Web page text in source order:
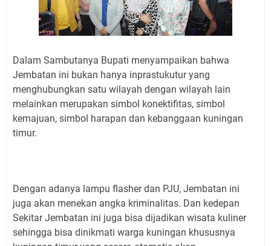
Dalam Sambutanya Bupati menyampaikan bahwa
Jembatan ini bukan hanya inprastukutur yang
menghubungkan satu wilayah dengan wilayah lain
melainkan merupakan simbol konektifitas, simbol
kemajuan, simbol harapan dan kebanggaan kuningan
timur.
Dengan adanya lampu flasher dan PJU, Jembatan ini
juga akan menekan angka kriminalitas. Dan kedepan
Sekitar Jembatan ini juga bisa dijadikan wisata kuliner
sehingga bisa dinikmati warga kuningan khususnya